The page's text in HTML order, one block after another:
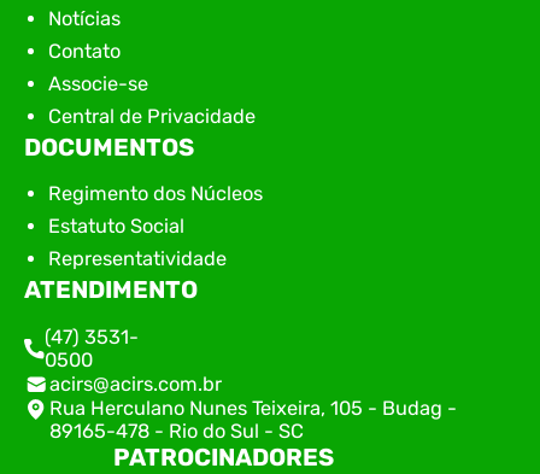
Notícias
Contato
Associe-se
Central de Privacidade
DOCUMENTOS
Regimento dos Núcleos
Estatuto Social
Representatividade
ATENDIMENTO
(47) 3531-
0500
acirs@acirs.com.br
Rua Herculano Nunes Teixeira, 105 - Budag -
89165-478 - Rio do Sul - SC
PATROCINADORES